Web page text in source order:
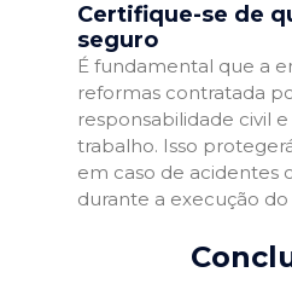
Certifique-se de
seguro
É fundamental que a
reformas contratada
responsabilidade civil
trabalho. Isso
em caso de acidentes
durante a execução do